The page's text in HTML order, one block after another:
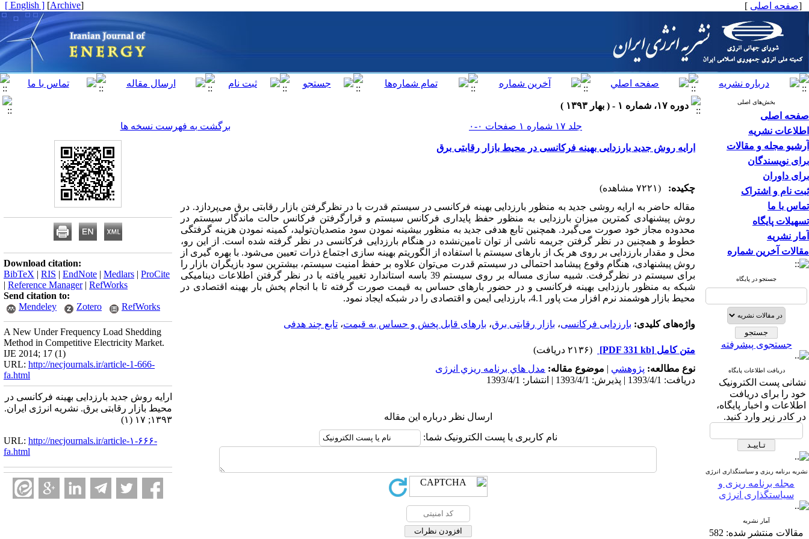
[صفحه اصلی ]
[
Archive
]
[ English ]
بخش‌های اصلی
صفحه اصلی
اطلاعات نشریه
آرشیو مجله و مقالات
برای نویسندگان
برای داوران
ثبت نام و اشتراک
تماس با ما
تسهیلات پایگاه
آمار نشریه
مقالات آخرین شماره
جستجو در پایگاه
جستجوی پیشرفته
دریافت اطلاعات پایگاه
نشانی پست الکترونیک
خود را برای دریافت
اطلاعات و اخبار پایگاه،
در کادر زیر وارد کنید.
نشریه برنامه ریزی و سیاستگذاری انرژی
مجله برنامه ریزی و
سیاستگذاری انرژی
آمار نشریه
مقالات منتشر شده: 582
دوره ۱۷، شماره ۱ - ( بهار ۱۳۹۳ )
جلد ۱۷ شماره ۱ صفحات ۰-۰
برگشت به فهرست نسخه ها
ارایه روش جدید بارزدایی بهینه فرکانسی در محیط بازار رقابتی برق
چکیده:
(۷۲۲۱ مشاهده)
مقاله حاضر به ارایه روشی جدید به منظور بارزدایی بهینه فرکانسی در سیستم قدرت با در نظر‌گرفتن بازار رقابتی برق می‌پردازد. در
روش پیشنهادی کمترین میزان بارزدایی به منظور حفظ پایداری فرکانس سیستم و قرار‌گرفتن فرکانس حالت ماندگار سیستم در
محدوده مجاز خود صورت می‌گیرد. همچنین تابع هدفی جدید به منظور بیشینه نمودن سود متصدیان‌تولید، کمینه نمودن هزینه گرفتگی
خطوط و همچنین در نظر گرفتن جریمه ناشی از توان تامین‌نشده در هنگام بارزدایی فرکانسی در نظر گرفته ‌شده است. از این رو،
محل و مقدار بارزدایی بر روی هر یک از بارهای سیستم با استفاده از الگوریتم بهینه سازی اجتماع ذرات تعیین می‌شود. با بهره گیری از
روش پیشنهادی، هنگام وقوع پیشامد احتمالی در سیستم قدرت می‌توان علاوه بر حفظ امنیت سیستم، بیشترین سود بازیگران بازار را
برای سیستم در نظر‌گرفت. شبیه سازی مساله بر روی سیستم 39 باسه استاندارد تغییر یافته با در نظر گرفتن اطلاعات دینامیکی
شبکه به منظور بارزدایی بهینه فرکانسی و در حضور بارهای حساس به قیمت صورت گرفته تا با انجام پخش بار بهینه اقتصادی در
محیط بازار هوشمند نرم افزار مت پاور 4.1، بارزدایی ایمن و اقتصادی را در شبکه ایجاد نمود.
واژه‌های کلیدی: بارزدایی فرکانسی، بازار رقابتی برق، بارهای قابل پخش و حساس به قیمت، تابع چند هدفی
متن کامل [PDF 331 kb]
(۲۱۳۶ دریافت)
نوع مطالعه: پژوهشي | موضوع مقاله: مدل هاي برنامه ريزي انرژی
دریافت: 1393/4/1 | پذیرش: 1393/4/1 | انتشار: 1393/4/1
ارسال نظر درباره این مقاله
نام کاربری یا پست الکترونیک شما:
Download citation:
BibTeX | RIS | EndNote | Medlars | ProCite
| Reference Manager| RefWorks
Send citation to:
Mendeley
Zotero RefWorks
A New Under Frequency Load Shedding
Method in Competitive Electricity Market.
IJE 2014; 17 (1)
URL: http://necjournals.ir/article-1-666-
fa.html
ارایه روش جدید بارزدایی بهینه فرکانسی در
محیط بازار رقابتی برق. نشریه انرژی ایران.
۱۳۹۳; ۱۷ (۱)
URL: http://necjournals.ir/article-۱-۶۶۶-
fa.html